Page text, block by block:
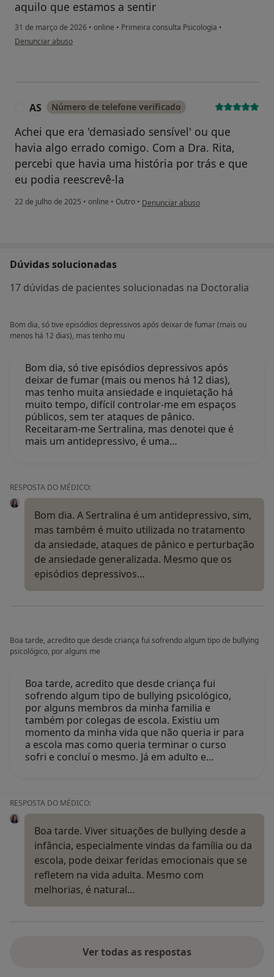
aquilo que estamos a sentir
31 de março de 2026 • online • Primeira consulta Psicologia •
na opinião do utilizador M.M.
Denunciar abuso
AS Número de telefone verificado
Achei que era 'demasiado sensível' ou que
havia algo errado comigo. Com a Dra. Rita,
percebi que havia uma história por trás e que
eu podia reescrevê-la
22 de julho de 2025 • online • Outro • na opinião do utilizador AS
Denunciar abuso
Dúvidas solucionadas
17 dúvidas de pacientes solucionadas na Doctoralia
Bom dia, só tive episódios depressivos após deixar de fumar (mais ou
menos há 12 dias), mas tenho mu
Bom dia, só tive episódios depressivos após
deixar de fumar (mais ou menos há 12 dias),
mas tenho muita ansiedade e inquietação há
muito tempo, difícil controlar-me em espaços
públicos, sem ter ataques de pânico.
Receitaram-me Sertralina, mas denotei que é
mais um antidepressivo, é uma…
RESPOSTA DO MÉDICO:
Bom dia. A Sertralina é um antidepressivo, sim,
mas também é muito utilizada no tratamento
da ansiedade, ataques de pânico e perturbação
de ansiedade generalizada. Mesmo que os
episódios depressivos…
Boa tarde, acredito que desde criança fui sofrendo algum tipo de bullying
psicológico, por alguns me
Boa tarde, acredito que desde criança fui
sofrendo algum tipo de bullying psicológico,
por alguns membros da minha familia e
também por colegas de escola. Existiu um
momento da minha vida que não queria ir para
a escola mas como queria terminar o curso
sofri e concluí o mesmo. Já em adulto e…
RESPOSTA DO MÉDICO:
Boa tarde. Viver situações de bullying desde a
infância, especialmente vindas da família ou da
escola, pode deixar feridas emocionais que se
refletem na vida adulta. Mesmo com
melhorias, é natural…
Ver todas as respostas